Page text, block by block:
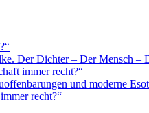
Der Dichter – Der Mensch –
immer recht?“
und moderne
recht?“